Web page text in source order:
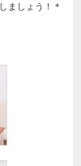
ましょう！＊